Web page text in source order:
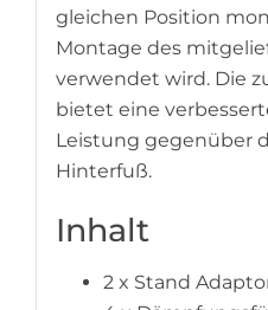
gleichen Position
Montage des
verwendet wird. Die
bietet eine
Leistung gegenüber
Hinterfuß.
Inhalt
2 x Stand